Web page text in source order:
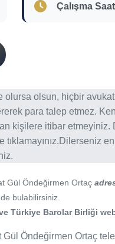
Çalışma
olsun, hiçbir
para talep etmez.
kişilere itibar etmeyiniz.
Gül Öndeğirmen Ortaç
bulabilirsiniz.
Türkiye Barolar Birliği
Öndeğirmen Ortaç